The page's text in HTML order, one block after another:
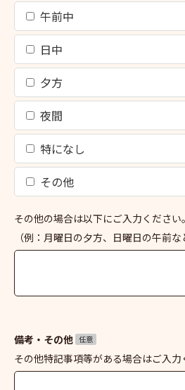
午前中
日中
夕方
夜間
特になし
その他
その他の場合は以下にご入力ください。
（例：月曜日の夕方、日曜日の午前な
備考・その他 任意
その他特記事項等がある場合はご入力